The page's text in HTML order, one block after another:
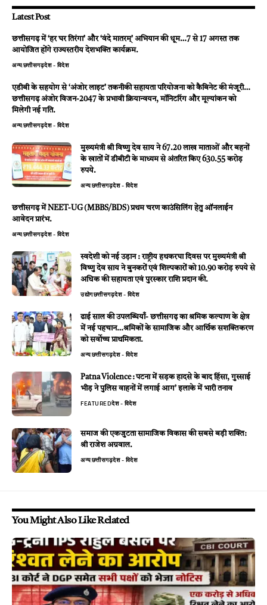
Latest Post
छत्तीसगढ़ में ‘हर घर तिरंगा’ और ‘वंदे मातरम्’ अभियान की धूम…7 से 17 अगस्त तक
आयोजित होंगे राज्यस्तरीय देशभक्ति कार्यक्रम.
अन्यछत्तीसगढ़देश - विदेश
एडीबी के सहयोग से ‘अंजोर लाइट’ तकनीकी सहायता परियोजना को कैबिनेट की मंजूरी…
छत्तीसगढ़ अंजोर विजन-2047 के प्रभावी क्रियान्वयन, मॉनिटरिंग और मूल्यांकन को
मिलेगी नई गति.
अन्यछत्तीसगढ़देश - विदेश
मुख्यमंत्री श्री विष्णु देव साय ने 67.20 लाख माताओं और बहनों
के खातों में डीबीटी के माध्यम से अंतरित किए 630.55 करोड़
रुपये.
अन्यछत्तीसगढ़देश - विदेश
छत्तीसगढ़ में NEET-UG (MBBS/BDS) प्रथम चरण काउंसिलिंग हेतु ऑनलाईन
आवेदन प्रारंभ.
अन्यछत्तीसगढ़देश - विदेश
स्वदेशी को नई उड़ान : राष्ट्रीय हथकरघा दिवस पर मुख्यमंत्री श्री
विष्णु देव साय ने बुनकरों एवं शिल्पकारों को 10.90 करोड़ रुपये से
अधिक की सहायता एवं पुरस्कार राशि प्रदान की.
उद्योगछत्तीसगढ़देश - विदेश
ढाई साल की उपलब्धियाँ- छत्तीसगढ़ का श्रमिक कल्याण के क्षेत्र
में नई पहचान…श्रमिकों के सामाजिक और आर्थिक सशक्तिकरण
को सर्वाेच्च प्राथमिकता.
अन्यछत्तीसगढ़देश - विदेश
Patna Violence : पटना में सड़क हादसे के बाद हिंसा, गुस्साई
भीड़ ने पुलिस वाहनों में लगाई आग’ इलाके में भारी तनाव
FEATUREDदेश - विदेश
समाज की एकजुटता सामाजिक विकास की सबसे बड़ी शक्ति:
श्री राजेश अग्रवाल.
अन्यछत्तीसगढ़देश - विदेश
You Might Also Like Related